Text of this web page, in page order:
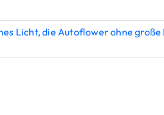
Licht, die Autoflower ohne